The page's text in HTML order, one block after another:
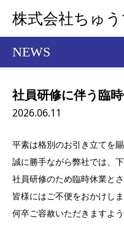
株式会社ちゅ
NEWS
社員研修に伴う臨
2026.06.11
平素は格別のお引き立てを
誠に勝手ながら弊社では、下
社員研修のため臨時休業と
皆様にはご不便をおかけしま
何卒ご容赦いただきますよ